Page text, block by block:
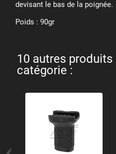
devisant le bas de la poignée.
Poids : 90gr
10 autres
catégorie :